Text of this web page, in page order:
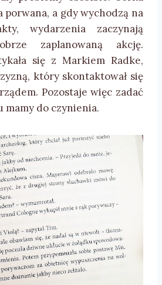
porwana, a gdy wychodzą na
wydarzenia zaczynają
zaplanowaną akcję.
się z Markiem Radke,
który skontaktował się
Pozostaje więc zadać
mamy do czynienia.